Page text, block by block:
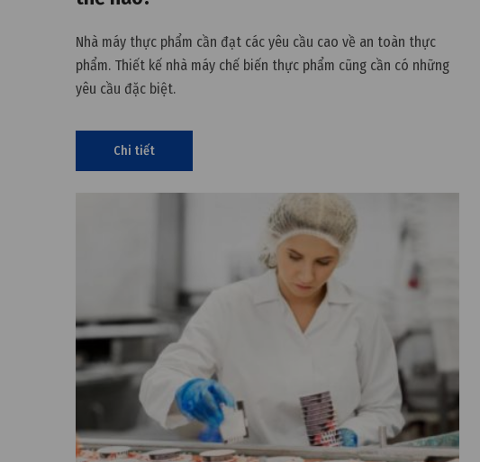
Nhà máy thực phẩm cần đạt các yêu cầu cao về an toàn thực
phẩm. Thiết kế nhà máy chế biến thực phẩm cũng cần có những
yêu cầu đặc biệt.
Chi tiết